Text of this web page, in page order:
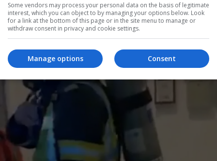
Some vendors may process your personal data on the basis of legitimate
interest, which you can object to by managing your options below. Look
for a link at the bottom of this page or in the site menu to manage or
withdraw consent in privacy and cookie settings.
Consent
Manage options